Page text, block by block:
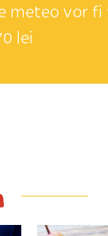
meteo vor
lei